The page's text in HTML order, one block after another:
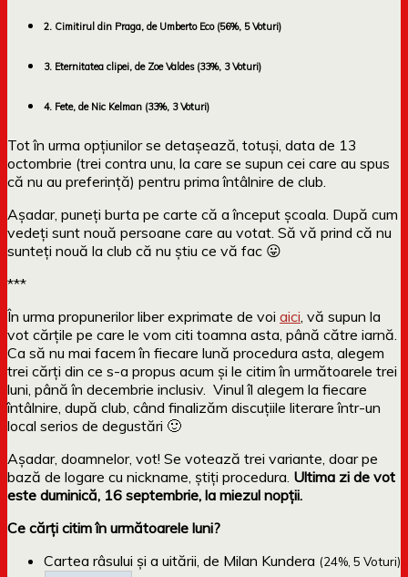
2. Cimitirul din Praga, de Umberto Eco (56%, 5 Voturi)
3. Eternitatea clipei, de Zoe Valdes (33%, 3 Voturi)
4. Fete, de Nic Kelman (33%, 3 Voturi)
Tot în urma opțiunilor se detașează, totuși, data de 13
octombrie (trei contra unu, la care se supun cei care au spus
că nu au preferință) pentru prima întâlnire de club.
Așadar, puneți burta pe carte că a început școala. După cum
vedeți sunt nouă persoane care au votat. Să vă prind că nu
sunteți nouă la club că nu știu ce vă fac 😛
***
În urma propunerilor liber exprimate de voi aici , vă supun la
vot cărțile pe care le vom citi toamna asta, până către iarnă.
Ca să nu mai facem în fiecare lună procedura asta, alegem
trei cărți din ce s-a propus acum și le citim în următoarele trei
luni, până în decembrie inclusiv. Vinul îl alegem la fiecare
întâlnire, după club, când finalizăm discuțiile literare într-un
local serios de degustări 🙂
Așadar, doamnelor, vot! Se votează trei variante, doar pe
bază de logare cu nickname, știți procedura. Ultima zi de vot
este duminică, 16 septembrie, la miezul nopții.
Ce cărți citim în următoarele luni?
Cartea râsului și a uitării, de Milan Kundera (24%, 5 Voturi)